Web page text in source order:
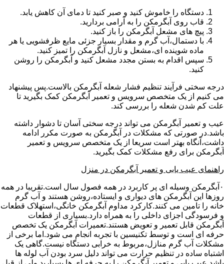
دستگاه را خاموش کنید و صبر کنید تا دمای آن کاهش یابد.
قاب روی آبگرمکن را به آرامی بردارید.
پیچ های مشعل آبگرمکن را باز کنید.
با دستمال،آب گرم و مقدار بسیار جزئی مایع ظرفشویی یا هر
ماده شوینده ای،مشعل و نازل آبگرمکن را تمیز کنید.
سپس اقدام به بستن مجدد مشعل کنید و آبگرمکن را روشن
کنید.
درجه سختی فرآیند تنظیم فشار شعله آبگرمکن بالاست.پس پیشنهاد
می کنیم از یک متخصص سرویس و تعمیر آبگرمکن کمک بگیرید تا
علت کم شدن شعله را بررسی کند.
عیب و تعمیر آبگرمکن می تواند درجه سختی آسان تا دشوار داشته
باشد.در صورتی که مشکلات در آبگرمکن به صورت مکرر ادامه
داشت،آنگاه بهتر است سریعا از یک متخصص سرویس و تعمیر
آبگرمکن برای رفع مشکلات کمک بگیرید.
راهنمای عیب یابی و تعمیر آبگرمکن در منزل
۰آبگرمکن وسیله ای پر کاربرد در همه فصول سال است.تقریبا در همه
روزها این آبگرمکن های دیواری و ایستاده،روشن هستند و آب گرم
خانه را تامین می کنند.کارکرد مداوم آبگرمکن خانگی،استهلاک قطعات
و فرسودگی اجزای داخلی را به همراه دارد.بسیاری از قطعات
آبگرمکن قابل تعمیر و تعویض هستند.تعمیرات آبگرمکن یک تخصص
حرفه ای است و توسط تکنیسین با تجربه انجام می شود.اما برخی از
مشکلات آب گرم منازل،مربوط به خرابی دستگاه نیست.گاهی یک
اشتباه ساده در تنظیم حرارت می تواند دلیل سرد بودن آب لوله ها